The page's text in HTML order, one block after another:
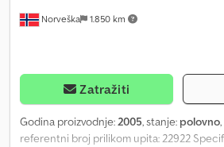
Norveška 1.850 km
Zatražiti
Godina proizvodnje:2005, stanje: polovno
referentni broj prilikom upita: 22922